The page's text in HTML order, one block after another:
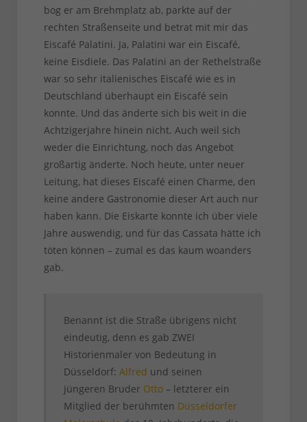
bog er am Brehmplatz ab, parkte auf der
rechten Straßenseite und betrat mit mir das
Eiscafé Palatini. Ja, Palatini war ein Eiscafé,
keine Eisdiele. Das Palatini an der Rethelstraße
war so sehr italienisches Eiscafé wie es in
Deutschland überhaupt ein Eiscafé sein
konnte. Und das änderte sich bis weit in die
Achtzigerjahre hinein nicht. Auch weil sich
weder die Einrichtung, noch das Angebot
großartig änderte. Noch heute, unter neuer
Leitung, hat dieses Eiscafé einen Charme, den
keine andere Gastronomie dieser Art auch nur
haben kann. Die Eiskarte konnte ich über viele
Jahre auswendig, und für das Cassata hätte ich
töten können – zumal es das kaum woanders
gab.
Benannt ist die Straße übrigens nicht
eindeutig, denn es gab ZWEI
Historienmaler von Bedeutung in
Düsseldorf: Alfred und seinen
jüngeren Bruder Otto– letzterer ein
Mitglied der berühmten Düsseldorfer